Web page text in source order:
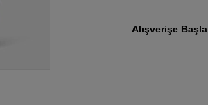
Alışverişe Başla